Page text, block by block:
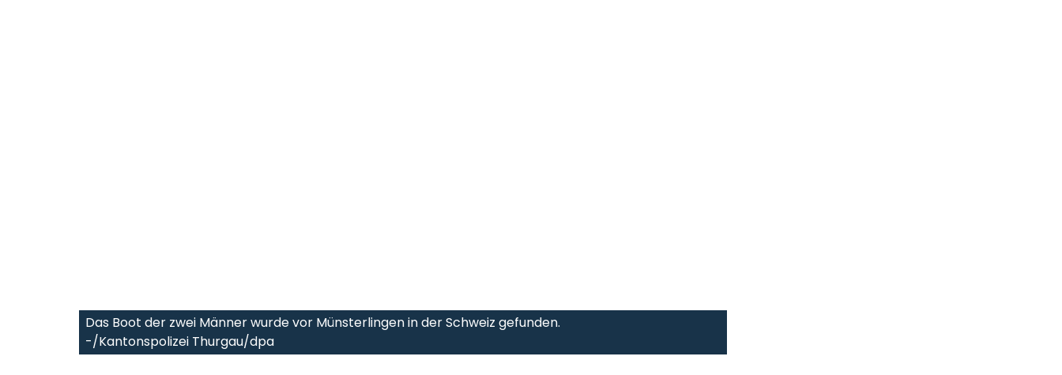
Das Boot der zwei Männer wurde vor Münsterlingen in der Schweiz gefunden.
-/Kantonspolizei Thurgau/dpa